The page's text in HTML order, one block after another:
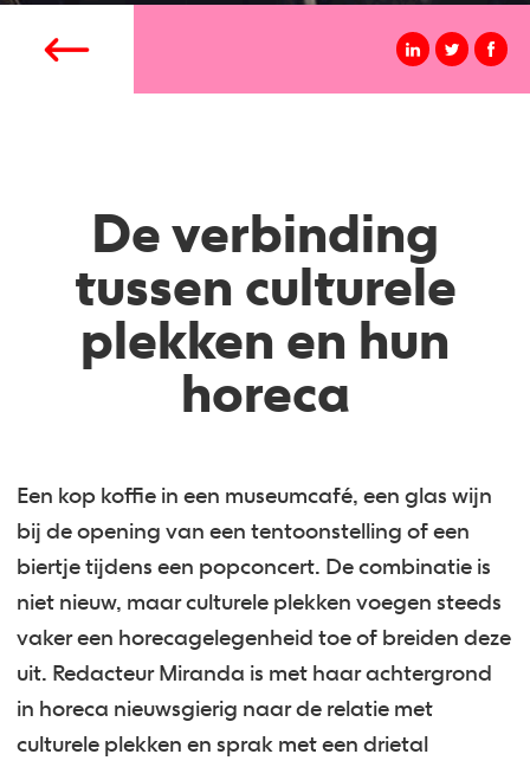
De verbinding
tussen culturele
plekken en hun
horeca
Een kop koffie in een museumcafé, een glas wijn
bij de opening van een tentoonstelling of een
biertje tijdens een popconcert. De combinatie is
niet nieuw, maar culturele plekken voegen steeds
vaker een horecagelegenheid toe of breiden deze
uit. Redacteur Miranda is met haar achtergrond
in horeca nieuwsgierig naar de relatie met
culturele plekken en sprak met een drietal